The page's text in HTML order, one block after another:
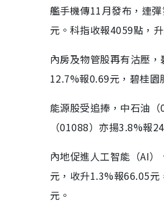
艦手機傳11月發布，連
元。科指收報4059點，
內房及物管股再有沽壓
12.7%報0.69元，碧桂園
能源股受追捧，中石油
（01088）亦揚3.8%報
內地促進人工智能（AI
元，收升1.3%報66.05
元。